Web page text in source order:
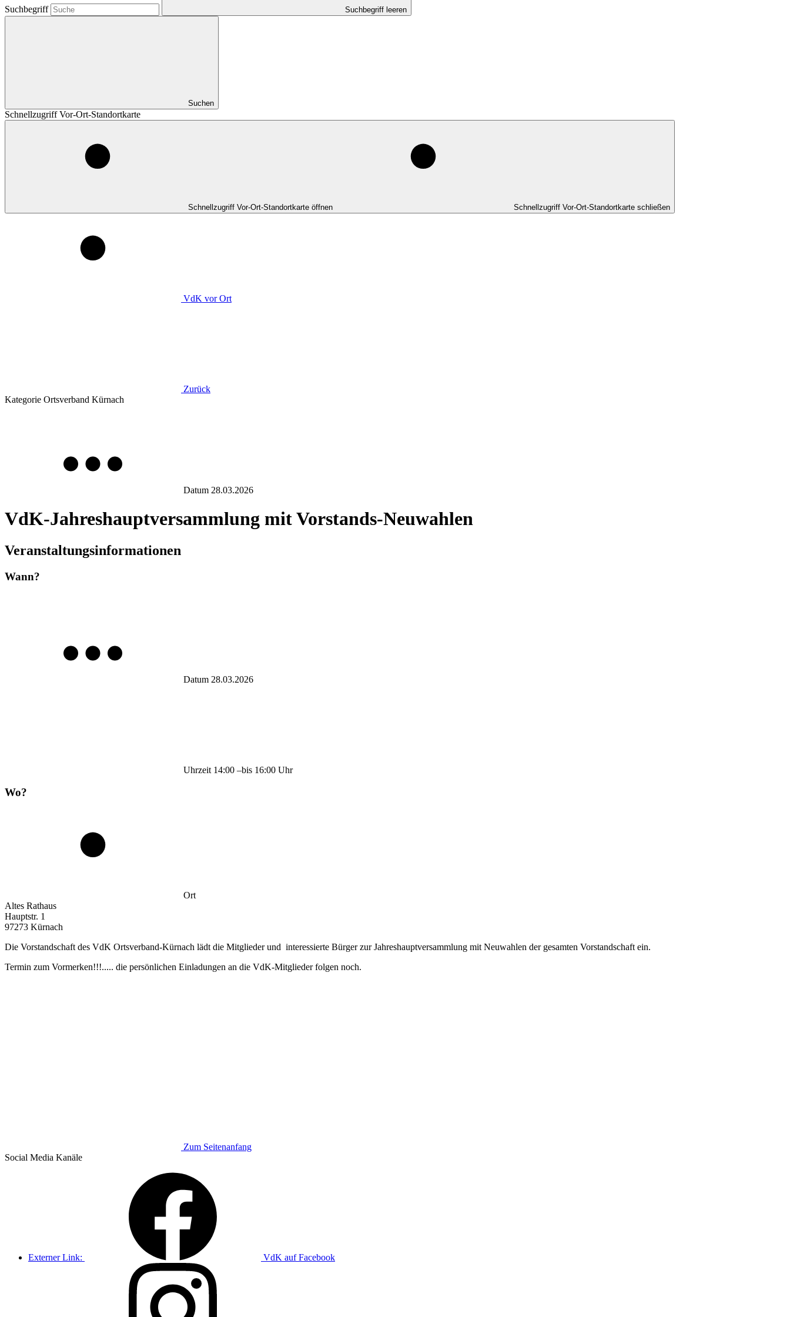
Suchbegriff Suchbegriff leeren
Suchen
Schnellzugriff Vor-Ort-Standortkarte
Schnellzugriff Vor-Ort-Standortkarte öffnen Schnellzugriff Vor-Ort-Standortkarte schließen
VdK vor Ort
Zurück
Kategorie Ortsverband Kürnach
Datum 28.03.2026
VdK-Jahreshauptversammlung mit Vorstands-Neuwahlen
Veranstaltungsinformationen
Wann?
Datum 28.03.2026
Uhrzeit 14:00 –bis 16:00 Uhr
Wo?
Ort
Altes Rathaus
Hauptstr. 1
97273 Kürnach
Die Vorstandschaft des VdK Ortsverband-Kürnach lädt die Mitglieder und interessierte Bürger zur Jahreshauptversammlung mit Neuwahlen der gesamten Vorstandschaft ein.
Termin zum Vormerken!!!..... die persönlichen Einladungen an die VdK-Mitglieder folgen noch.
Zum Seitenanfang
Social Media Kanäle
Externer Link: VdK auf Facebook